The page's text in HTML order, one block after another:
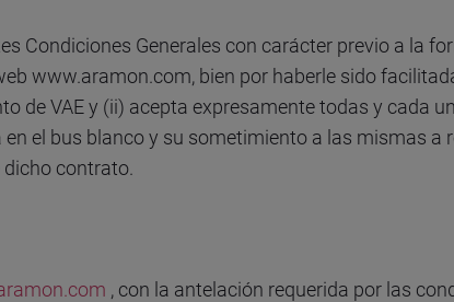
Condiciones Generales con carácter previo a la
www.aramon.com, bien por haberle sido
de VAE y (ii) acepta expresamente todas y cada
el bus blanco y su sometimiento a las mismas a
contrato.
, con la antelación requerida por las